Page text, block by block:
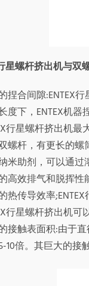
星螺杆挤出机与双
捏合间隙:ENTEX
度下，ENTEX机器
行星螺杆挤出机
螺杆，有更长的螺
米助剂，可以通过
高效排气和脱挥性
热传导效率
行星螺杆挤出机可
接触表面积:由于
10倍。其巨大的接